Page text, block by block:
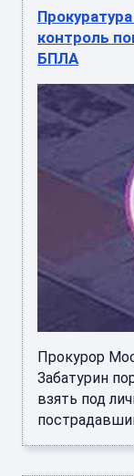
контроль
БПЛА
Прокурор
Забатурин
взять под